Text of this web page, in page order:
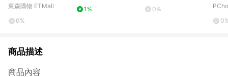
東森購物 ETMall
0%
1%
0%
2張
商品描述
商品內容